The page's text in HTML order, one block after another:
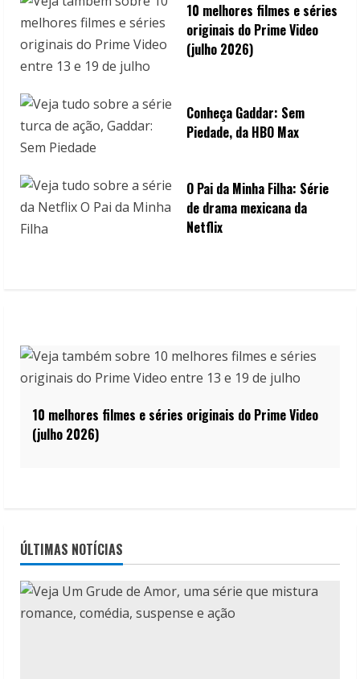
10 melhores filmes e séries
originais do Prime Video
(julho 2026)
Conheça Gaddar: Sem
Piedade, da HBO Max
O Pai da Minha Filha: Série
de drama mexicana da
Netflix
10 melhores filmes e séries originais do Prime Video
(julho 2026)
ÚLTIMAS NOTÍCIAS